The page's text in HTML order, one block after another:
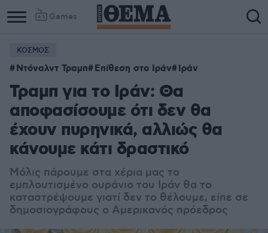
Games
ΚΟΣΜΟΣ
Ντόναλντ Τραμπ Επίθεση στο Ιράν Ιράν
Τραμπ για το Ιράν: Θα
αποφασίσουμε ότι δεν θα
έχουν πυρηνικά, αλλιώς θα
κάνουμε κάτι δραστικό
Μόλις πάρουμε στα χέρια μας το
εμπλουτισμένο ουράνιο του Ιράν θα το
καταστρέψουμε γιατί δεν το θέλουμε, είπε σε
δημοσιογράφους ο Αμερικανός πρόεδρος